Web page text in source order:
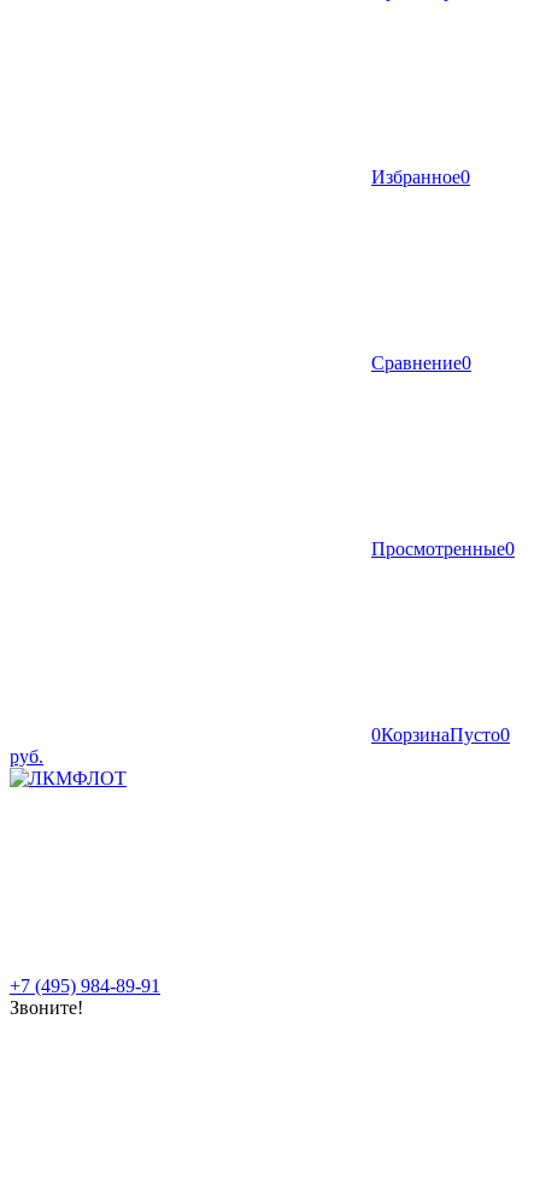
Избранное0
Сравнение0
Просмотренные0
0КорзинаПусто0
руб.
+7 (495) 984-89-91
Звоните!